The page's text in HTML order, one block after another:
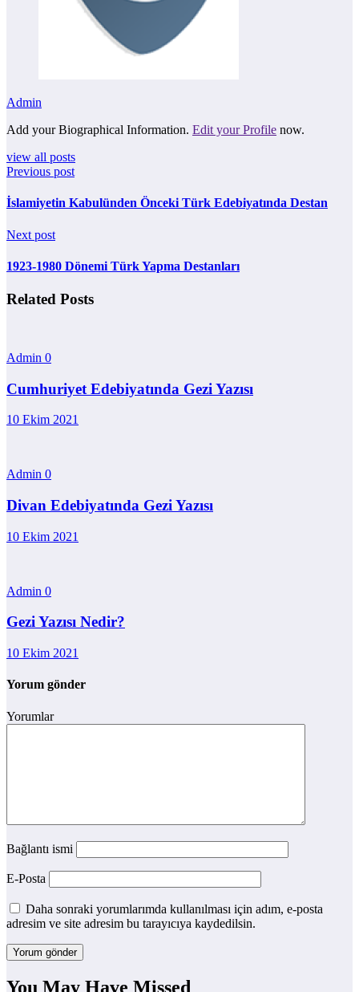
Admin
Add your Biographical Information. Edit your Profile now.
view all posts
Previous post
İslamiyetin Kabulünden Önceki Türk Edebiyatında Destan
Next post
1923-1980 Dönemi Türk Yapma Destanları
Related Posts
Admin 0
Cumhuriyet Edebiyatında Gezi Yazısı
10 Ekim 2021
Admin 0
Divan Edebiyatında Gezi Yazısı
10 Ekim 2021
Admin 0
Gezi Yazısı Nedir?
10 Ekim 2021
Yorum gönder
Yorumlar
Bağlantı ismi
E-Posta
Daha sonraki yorumlarımda kullanılması için adım, e-posta
adresim ve site adresim bu tarayıcıya kaydedilsin.
You May Have Missed